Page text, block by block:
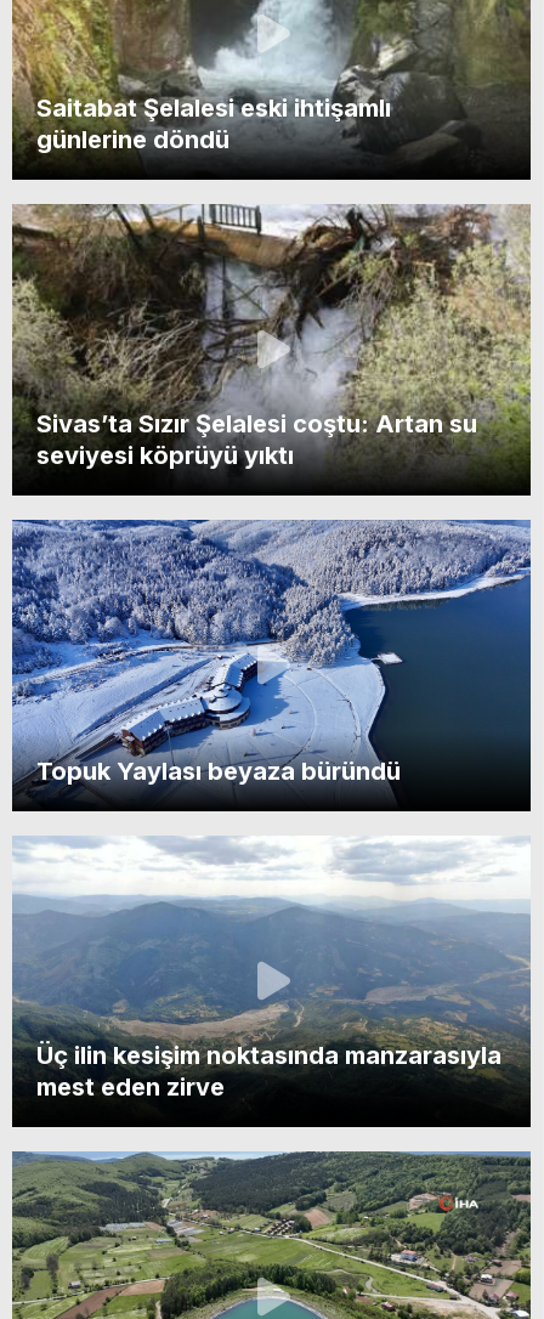
Saitabat Şelalesi eski ihtişamlı
günlerine döndü
Sivas’ta Sızır Şelalesi coştu: Artan su
seviyesi köprüyü yıktı
Topuk Yaylası beyaza büründü
Üç ilin kesişim noktasında manzarasıyla
mest eden zirve